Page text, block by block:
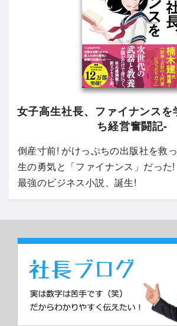
女子高生社長、ファイナンス
ち経営奮闘記-
倒産寸前! がけっぷちの出版社を救
生の勇気と「ファイナンス」だった!
最強のビジネス小説、誕生!